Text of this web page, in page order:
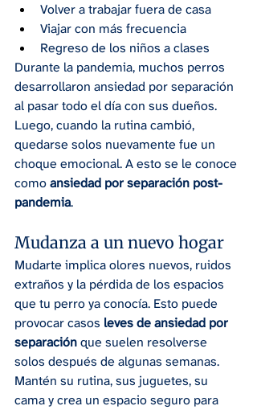
Volver a trabajar fuera de casa
Viajar con más frecuencia
Regreso de los niños a clases
Durante la pandemia, muchos perros
desarrollaron ansiedad por separación
al pasar todo el día con sus dueños.
Luego, cuando la rutina cambió,
quedarse solos nuevamente fue un
choque emocional. A esto se le conoce
como ansiedad por separación post-
pandemia.
Mudanza a un nuevo hogar
Mudarte implica olores nuevos, ruidos
extraños y la pérdida de los espacios
que tu perro ya conocía. Esto puede
provocar casos leves de ansiedad por
separación que suelen resolverse
solos después de algunas semanas.
Mantén su rutina, sus juguetes, su
cama y crea un espacio seguro para